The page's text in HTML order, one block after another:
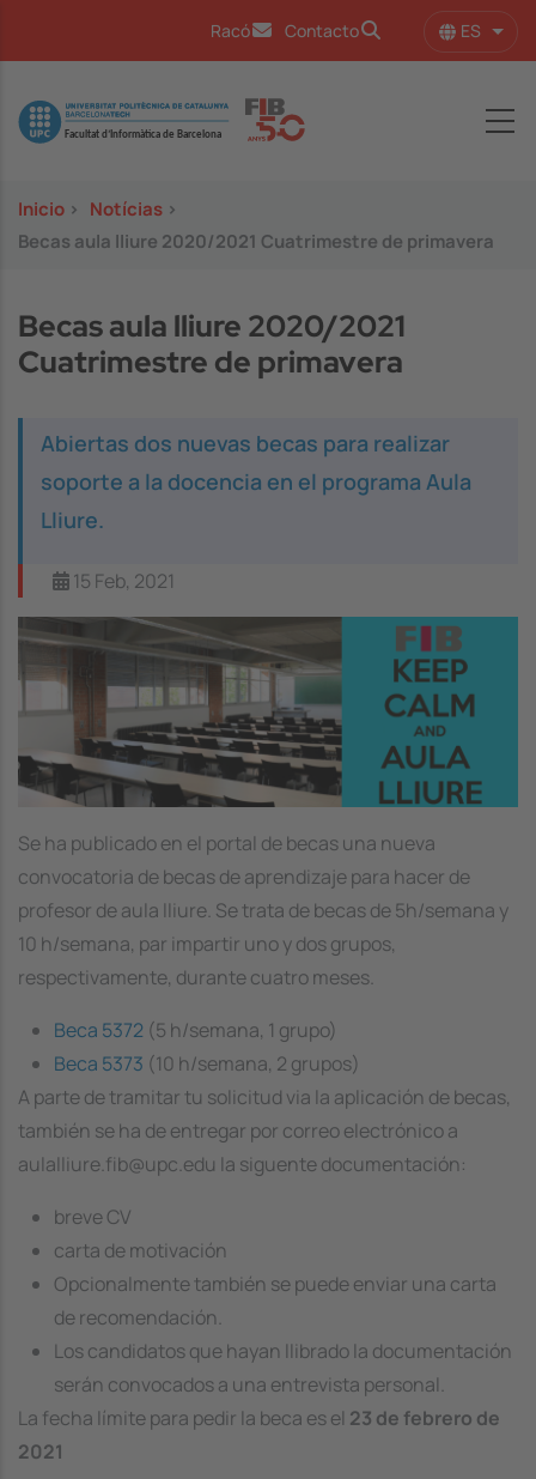
Racó Contacto ES
Image
Inicio > Notícias >
Becas aula lliure 2020/2021 Cuatrimestre de primavera
Becas aula lliure 2020/2021
Cuatrimestre de primavera
Abiertas dos nuevas becas para realizar
soporte a la docencia en el programa Aula
Lliure.
15 Feb, 2021
Image
Se ha publicado en el portal de becas una nueva
convocatoria de becas de aprendizaje para hacer de
profesor de aula lliure. Se trata de becas de 5h/semana y
10 h/semana, par impartir uno y dos grupos,
respectivamente, durante cuatro meses.
Beca 5372 (5 h/semana, 1 grupo)
Beca 5373 (10 h/semana, 2 grupos)
A parte de tramitar tu solicitud via la aplicación de becas,
también se ha de entregar por correo electrónico a
aulalliure.fib@upc.edu la siguente documentación:
breve CV
carta de motivación
Opcionalmente también se puede enviar una carta
de recomendación.
Los candidatos que hayan llibrado la documentación
serán convocados a una entrevista personal.
La fecha límite para pedir la beca es el 23 de febrero de
2021